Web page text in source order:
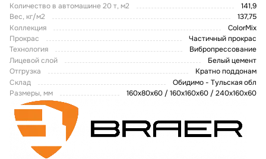
Количество в автомашине 20 т, м2
141,9
Вес, кг/м2
137,75
Коллекция
ColorMix
Прокрас
Частичный прокрас
Технология
Вибропрессование
Лицевой слой
Белый цемент
Отгрузка
Кратно поддонам
Склад
Обидимо - Тульская обл
Размеры, мм
160х80х60 / 160х160х60 / 240х160х60